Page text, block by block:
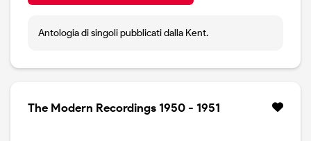
Antologia di singoli pubblicati dalla Kent.
The Modern Recordings 1950 - 1951